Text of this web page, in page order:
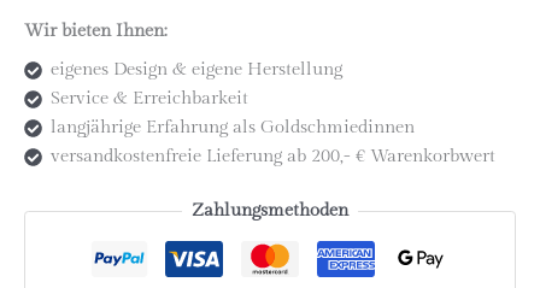
vergoldet
Glaube
*
Liebe
*
Menge
Wir bieten Ihnen:
eigenes Design & eigene Herstellung
Service & Erreichbarkeit
langjährige Erfahrung als Goldschmiedinnen
versandkostenfreie Lieferung ab 200,- € Warenkorbwert
Zahlungsmethoden